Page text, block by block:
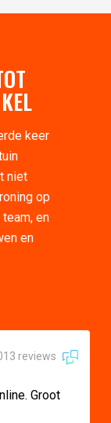
keer
niet
op
en
en
reviews
Groot